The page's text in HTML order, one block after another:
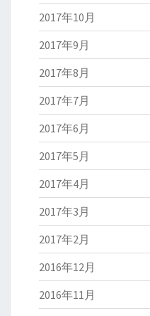
2017年10月
2017年9月
2017年8月
2017年7月
2017年6月
2017年5月
2017年4月
2017年3月
2017年2月
2016年12月
2016年11月